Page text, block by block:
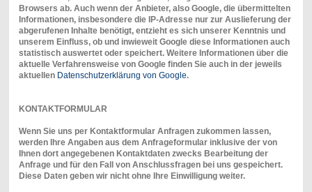
Browsers ab. Auch wenn der Anbieter, also Google, die übermittelten
Informationen, insbesondere die IP-Adresse nur zur Auslieferung der
abgerufenen Inhalte benötigt, entzieht es sich unserer Kenntnis und
unserem Einfluss, ob und inwieweit Google diese Informationen auch
statistisch auswertet oder speichert. Weitere Informationen über die
aktuelle Verfahrensweise von Google finden Sie auch in der jeweils
aktuellen Datenschutzerklärung von Google.
KONTAKTFORMULAR
Wenn Sie uns per Kontaktformular Anfragen zukommen lassen,
werden Ihre Angaben aus dem Anfrageformular inklusive der von
Ihnen dort angegebenen Kontaktdaten zwecks Bearbeitung der
Anfrage und für den Fall von Anschlussfragen bei uns gespeichert.
Diese Daten geben wir nicht ohne Ihre Einwilligung weiter.